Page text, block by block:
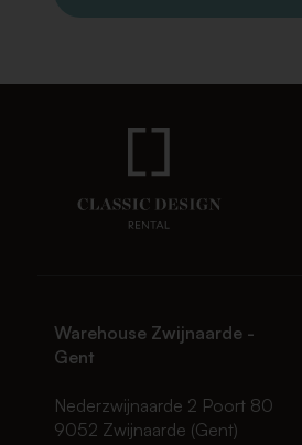
Warehouse Zwijnaarde -
Gent
Nederzwijnaarde 2 Poort 80
9052 Zwijnaarde (Gent)